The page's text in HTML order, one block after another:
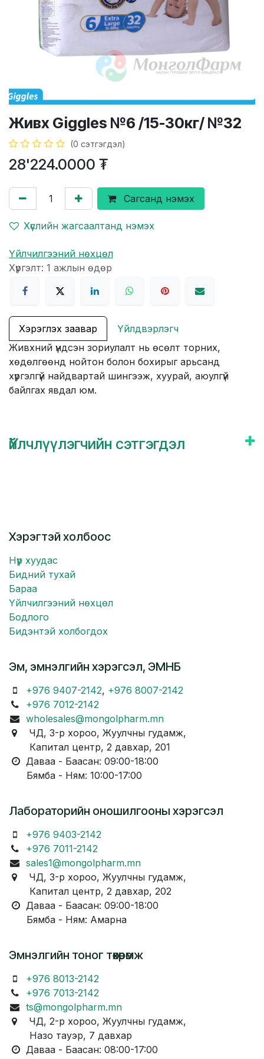
Живх Giggles №6 /15-30кг/ №32
(0 сэтгэгдэл)
28'224.0000 ₮
Сагсанд нэмэх
Хүслийн жагсаалтанд нэмэх
Үйлчилгээний нөхцөл
Хүргэлт: 1 ажлын өдөр
Хэрэглэх заавар
Үйлдвэрлэгч
Живхний үндсэн зориулалт нь өсөлт торних,
хөдөлгөөнд нойтон болон бохирыг арьсанд
хүргэлгүй найдвартай шингээж, хуурай, аюулгүй
байлгах явдал юм.
Үйлчлүүлэгчийн сэтгэгдэл
Хэрэгтэй холбоос
Нүүр хуудас
Бидний тухай
Бараа
Үйлчилгээний нөхцөл
Бодлого
Бидэнтэй холбогдох
Эм, эмнэлгийн хэрэгсэл, ЭМНБ
+976 9407-2142, +976 8007-2142
+976 7012-2142
wholesales@mongolpharm.mn
ЧД, 3-р хороо, Жуулчны гудамж,
Капитал центр, 2 давхар, 201
Даваа - Баасан: 09:00-18:00
Бямба - Ням: 10:00-17:00
Лабораторийн оношилгооны хэрэгсэл
+976 9403-2142
+976 7011-2142
sales1@mongolpharm.mn
ЧД, 3-р хороо, Жуулчны гудамж,
Капитал центр, 2 давхар, 202
Даваа - Баасан: 09:00-18:00
Бямба - Ням: Амарна
Эмнэлгийн тоног төхөөрөмж
+976 8013-2142
+976 7013-2142
ts@mongolpharm.mn
ЧД, 2-р хороо, Жуулчны гудамж,
Назо тауэр, 7 давхар
Даваа - Баасан: 08:00-17:00